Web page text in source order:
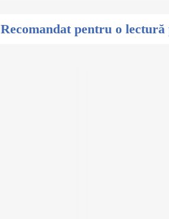
Recomandat pentru o